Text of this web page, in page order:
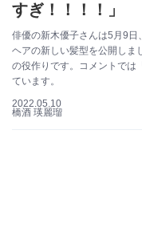
すぎ！！！！」
俳優の新木優子さんは5月9
ヘアの新しい髪型を公開しま
の役作りです。コメントでは
ています。
2022.05.10
橋酒 瑛麗瑠